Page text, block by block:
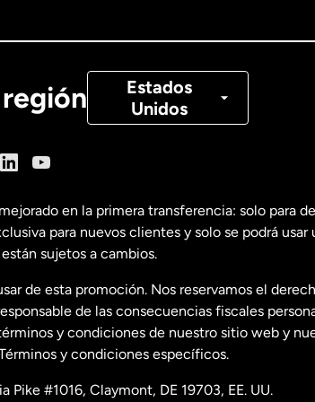
Estados
Unidos
Canadá Français
Estados Unidos English
Estados Unidos Español
Francia
en la primera transferencia: solo para
para nuevos clientes y solo se podrá
sujetos a cambios.
de esta promoción. Nos reservamos el
de las consecuencias fiscales
y condiciones de nuestro sitio web y
y condiciones específicos.
Pike #1016, Claymont, DE 19703, EE. UU.